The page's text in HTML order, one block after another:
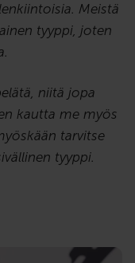
Meistä
tyyppi, joten
niitä jopa
kautta me myös
tarvitse
tyyppi.